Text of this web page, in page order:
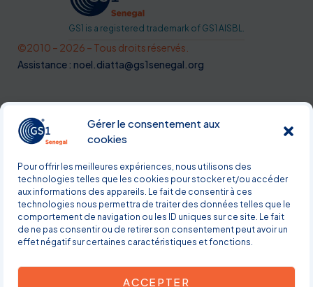
Gérer le consentement aux
cookies
Pour offrir les meilleures expériences, nous utilisons des
technologies telles que les cookies pour stocker et/ou accéder
aux informations des appareils. Le fait de consentir à ces
technologies nous permettra de traiter des données telles que le
comportement de navigation ou les ID uniques sur ce site. Le fait
de ne pas consentir ou de retirer son consentement peut avoir un
effet négatif sur certaines caractéristiques et fonctions.
ACCEPTER
GS1 is a registered trademark of GS1 AISBL.
©2010 – 2026 – Tous droits réservés.
Assistance : noel.diatta@gs1senegal.org
Politique de confidentialité
Conditions générales
d'adhésion
Le Glossaire de GS1